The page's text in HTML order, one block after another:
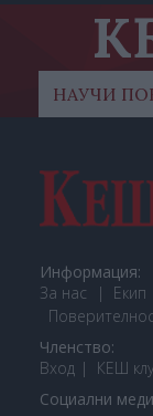
НАУЧИ
Информация:
За нас
Екип
Членство:
Вход
КЕШ
Социални